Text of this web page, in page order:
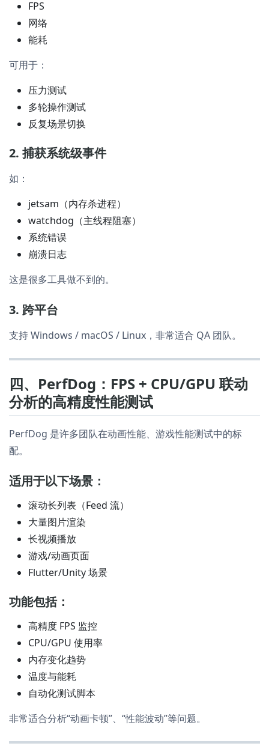
FPS
网络
能耗
可用于：
压力测试
多轮操作测试
反复场景切换
2. 捕获系统级事件
如：
jetsam（内存杀进程）
watchdog（主线程阻塞）
系统错误
崩溃日志
这是很多工具做不到的。
3. 跨平台
支持 Windows / macOS / Linux，非常适合 QA 团队。
四、PerfDog：FPS + CPU/GPU 联动
分析的高精度性能测试
PerfDog 是许多团队在动画性能、游戏性能测试中的标
配。
适用于以下场景：
滚动长列表（Feed 流）
大量图片渲染
长视频播放
游戏/动画页面
Flutter/Unity 场景
功能包括：
高精度 FPS 监控
CPU/GPU 使用率
内存变化趋势
温度与能耗
自动化测试脚本
非常适合分析“动画卡顿”、“性能波动”等问题。